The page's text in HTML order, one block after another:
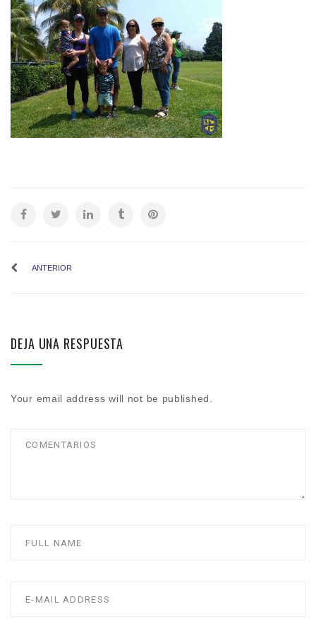
ANTERIOR
DEJA UNA RESPUESTA
Your email address will not be published.